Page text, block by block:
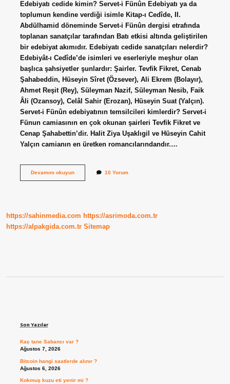
Edebiyatı cedide kimin? Servet-i Fünûn Edebiyatı ya da
toplumun kendine verdiği isimle Kitap-ı Cedîde, II.
Abdülhamid döneminde Servet-i Fünûn dergisi etrafında
toplanan sanatçılar tarafından Batı etkisi altında geliştirilen
bir edebiyat akımıdır. Edebiyatı cedide sanatçıları nelerdir?
Edebiyât-ı Cedîde’de isimleri ve eserleriyle meşhur olan
başlıca şahsiyetler şunlardır: Şairler. Tevfik Fikret, Cenab
Şahabeddin, Hüseyin Sîret (Özsever), Ali Ekrem (Bolayır),
Ahmet Reşit (Rey), Süleyman Nazif, Süleyman Nesib, Faik
Âli (Ozansoy), Celâl Sahir (Erozan), Hüseyin Suat (Yalçın).
Servet-i Fünûn edebiyatının temsilcileri kimlerdir? Servet-i
Fünun camiasının en çok okunan şairleri Tevfik Fikret ve
Cenap Şahabettin’dir. Halit Ziya Uşaklıgil ve Hüseyin Cahit
Yalçın camianın en üretken romancılarındandır.…
Devamını okuyunEdebiyat
10 Yorum
https://sahinmedia.com https://asrimoda.com.tr
https://alpakgida.com.tr Sitemap
Son Yazılar
Kaç tane Sabancı var ?
Ağustos 7, 2026
Bitcoin hangi saatlerde alınır ?
Ağustos 6, 2026
Kokmuş kuzu eti yenir mi ?